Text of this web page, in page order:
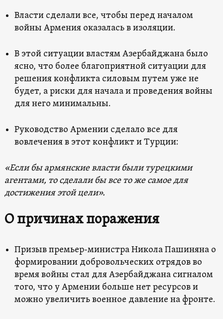
Власти сделали все, чтобы перед началом
войны Армения оказалась в изоляции.
В этой ситуации властям Азербайджана было
ясно, что более благоприятной ситуации для
решения конфликта силовым путем уже не
будет, а риски для начала и проведения войны
для него минимальны.
Руководство Армении сделало все для
вовлечения в этот конфликт и Турции:
«Если бы армянские власти были турецкими
агентами, то сделали бы все то же самое для
достижения этой цели».
О причинах поражения
Призыв премьер-министра Никола Пашиняна о
формировании добровольческих отрядов во
время войны стал для Азербайджана сигналом
того, что у Армении больше нет ресурсов и
можно увеличить военное давление на фронте.